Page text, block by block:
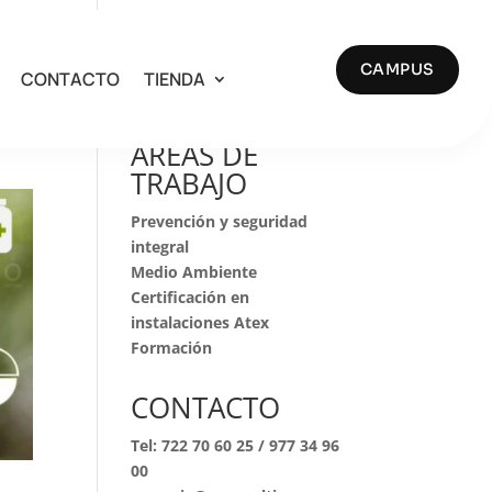
CONTACTO TIENDA CAMPUS
AREAS DE
TRABAJO
Prevención y seguridad
integral
Medio Ambiente
Certificación en
instalaciones Atex
Formación
CONTACTO
Tel:722 70 60 25 /977 34 96
00